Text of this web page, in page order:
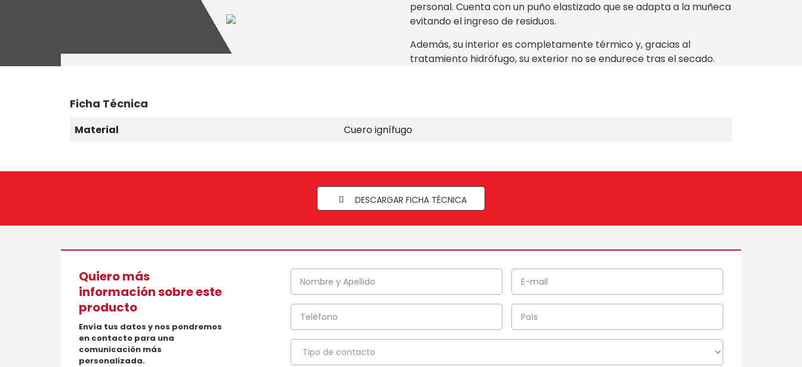
personal. Cuenta con un puño elastizado que se adapta a la muñeca
evitando el ingreso de residuos.
Además, su interior es completamente térmico y, gracias al
tratamiento hidrófugo, su exterior no se endurece tras el secado.
Ficha Técnica
Material Cuero ignífugo
DESCARGAR FICHA TÉCNICA
Quiero más
información sobre este
producto
Envía tus datos y nos pondremos
en contacto para una
comunicación más
personalizada.